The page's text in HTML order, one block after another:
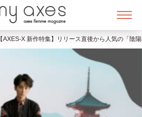
【AXES‐X 新作特集】リリース直後から人気の「